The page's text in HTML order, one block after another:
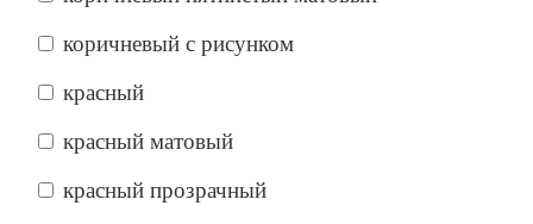
коричневый с рисунком
красный
красный матовый
красный прозрачный